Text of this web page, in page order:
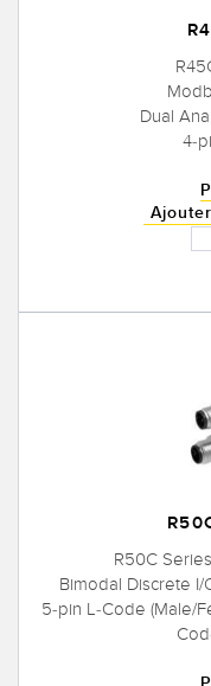
Dual
4-
R50C
Bimodal Discrete I/
5-pin L-Code (Male/